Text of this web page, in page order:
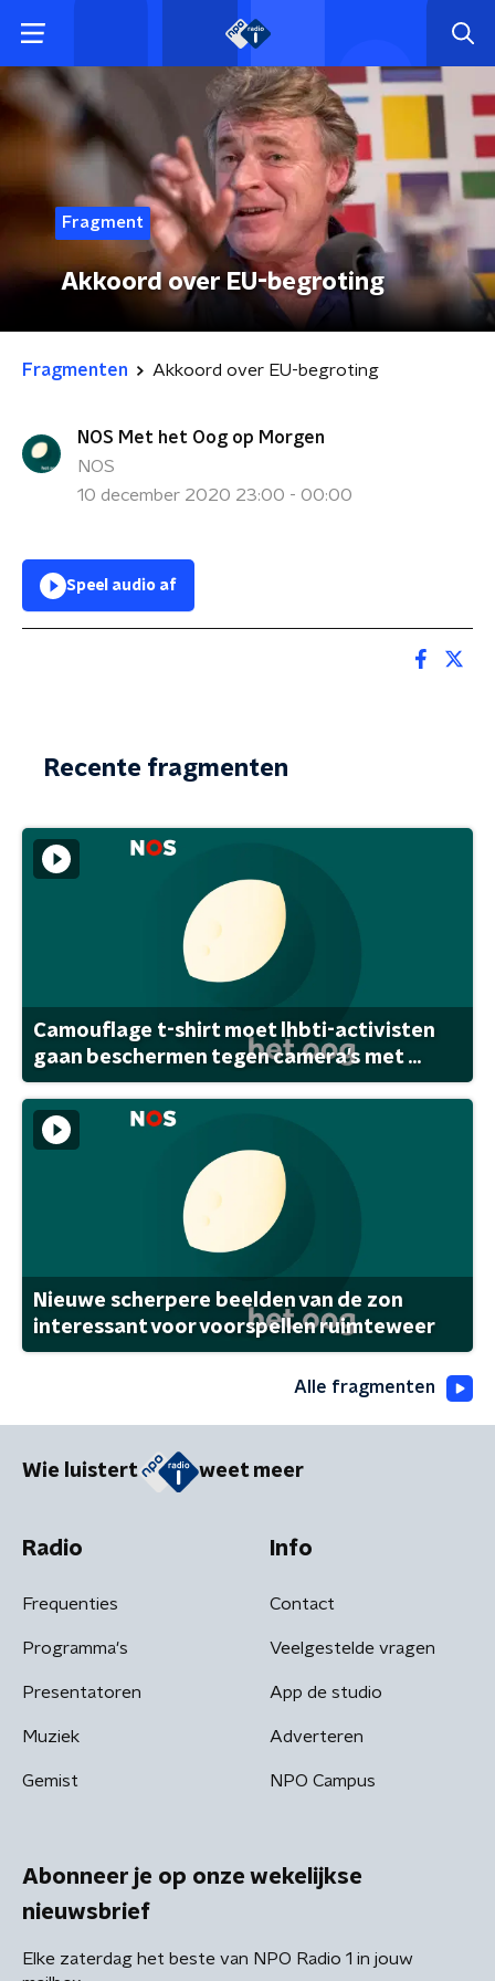
Fragment
Akkoord over EU-begroting
Fragmenten Akkoord over EU-begroting
NOS Met het Oog op Morgen
NOS
10 december 2020 23:00 - 00:00
Speel audio af
Recente fragmenten
Camouflage t-shirt moet lhbti-activisten
gaan beschermen tegen camera's met ...
Nieuwe scherpere beelden van de zon
interessant voor voorspellen ruimteweer
Alle fragmenten
Wie luistert weet meer
Radio
Frequenties
Programma's
Presentatoren
Muziek
Gemist
Info
Contact
Veelgestelde vragen
App de studio
Adverteren
NPO Campus
Abonneer je op onze wekelijkse
nieuwsbrief
Elke zaterdag het beste van NPO Radio 1 in jouw